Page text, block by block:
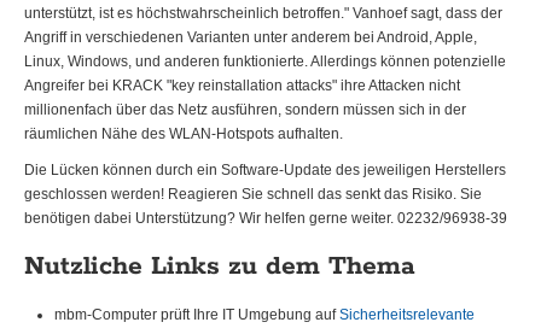
unterstützt, ist es höchstwahrscheinlich betroffen." Vanhoef sagt, dass der
Angriff in verschiedenen Varianten unter anderem bei Android, Apple,
Linux, Windows, und anderen funktionierte. Allerdings können potenzielle
Angreifer bei KRACK "key reinstallation attacks" ihre Attacken nicht
millionenfach über das Netz ausführen, sondern müssen sich in der
räumlichen Nähe des WLAN-Hotspots aufhalten.
Die Lücken können durch ein Software-Update des jeweiligen Herstellers
geschlossen werden! Reagieren Sie schnell das senkt das Risiko. Sie
benötigen dabei Unterstützung? Wir helfen gerne weiter. 02232/96938-39
Nutzliche Links zu dem Thema
mbm-Computer prüft Ihre IT Umgebung aufSicherheitsrelevante